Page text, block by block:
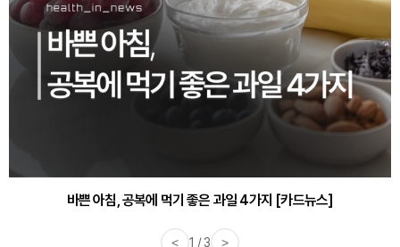
바쁜 아침, 공복에 먹기 좋은 과일 4가지 [카드뉴스]
< 1 / 3 >